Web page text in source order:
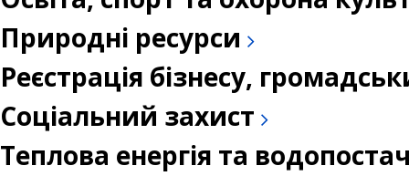
Природні ресурси
Реєстрація бізнесу,
Соціальний захист
Теплова енергія та